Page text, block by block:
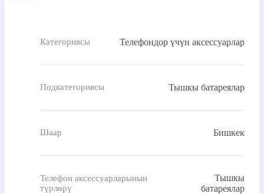
Категориясы Телефондор үчүн аксессуарлар
Подкатегориясы Тышкы батареялар
Шаар Бишкек
Телефон аксессуарларынын
түрлөрү
Тышкы
батареялар